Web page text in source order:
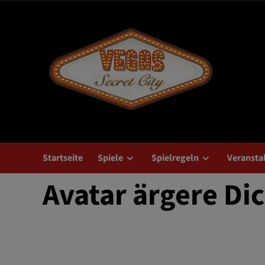
Startseite Spiele Spielregeln
Avatar ärgere